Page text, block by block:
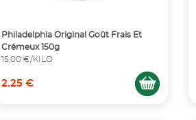
Philadelphia Original Goût Frais Et
Crémeux 150g
15,00 €/KILO
2.25 €